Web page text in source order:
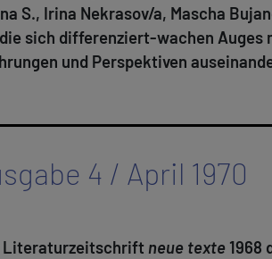
S., Irina Nekrasov/a, Mascha
die sich differenziert-wachen Auges
und Perspektiven
4 / April 1970
Literaturzeitschrift neue texte 1968